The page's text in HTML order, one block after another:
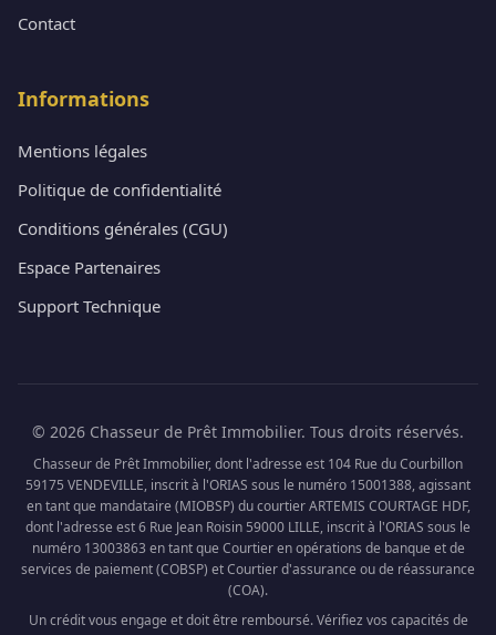
Contact
Informations
Mentions légales
Politique de confidentialité
Conditions générales (CGU)
Espace Partenaires
Support Technique
© 2026 Chasseur de Prêt Immobilier. Tous droits réservés.
Chasseur de Prêt Immobilier, dont l'adresse est 104 Rue du Courbillon
59175 VENDEVILLE, inscrit à l'ORIAS sous le numéro 15001388, agissant
en tant que mandataire (MIOBSP) du courtier ARTEMIS COURTAGE HDF,
dont l'adresse est 6 Rue Jean Roisin 59000 LILLE, inscrit à l'ORIAS sous le
numéro 13003863 en tant que Courtier en opérations de banque et de
services de paiement (COBSP) et Courtier d'assurance ou de réassurance
(COA).
Un crédit vous engage et doit être remboursé. Vérifiez vos capacités de